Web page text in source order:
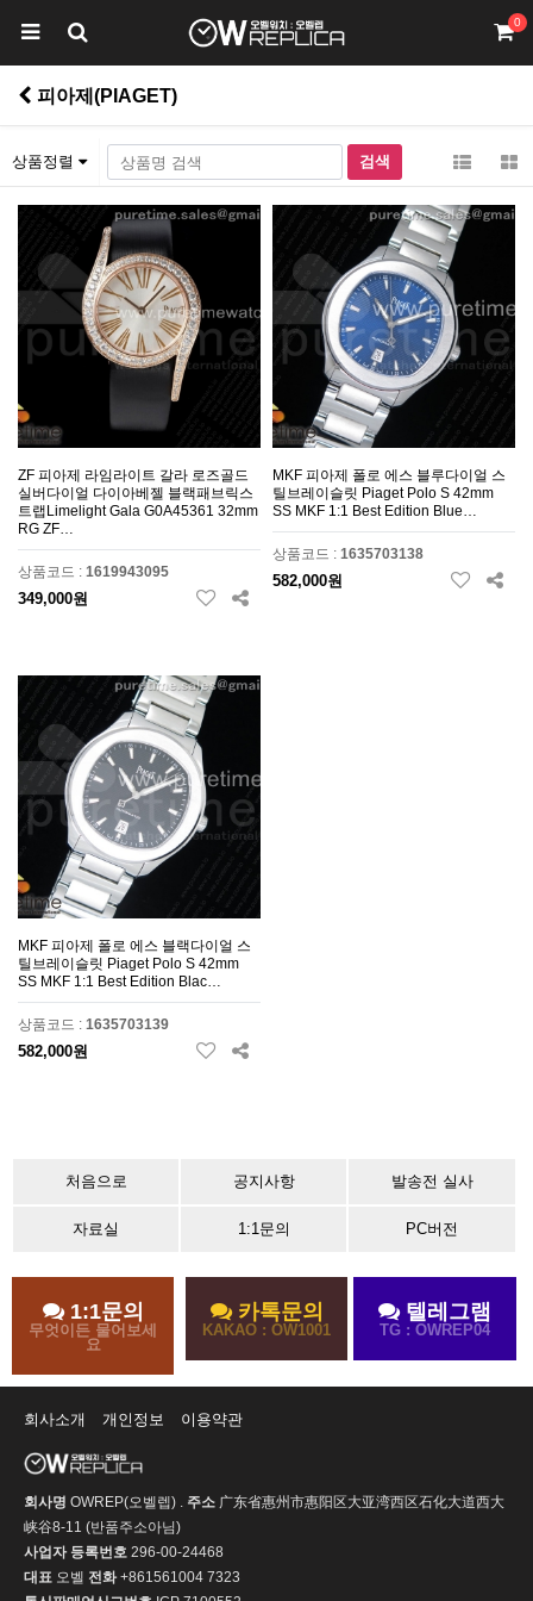
0
피아제(PIAGET)
상품정렬
ZF 피아제 라임라이트 갈라 로즈골드
실버다이얼 다이아베젤 블랙패브릭스
트랩Limelight Gala G0A45361 32mm
RG ZF…
상품코드 : 1619943095
349,000원
MKF 피아제 폴로 에스 블루다이얼 스
틸브레이슬릿 Piaget Polo S 42mm
SS MKF 1:1 Best Edition Blue…
상품코드 : 1635703138
582,000원
MKF 피아제 폴로 에스 블랙다이얼 스
틸브레이슬릿 Piaget Polo S 42mm
SS MKF 1:1 Best Edition Blac…
상품코드 : 1635703139
582,000원
처음으로 공지사항 발송전 실사
자료실 1:1문의 PC버전
1:1문의
무엇이든 물어보세
요
카톡문의
KAKAO : OW1001
텔레그램
TG : OWREP04
회사소개 개인정보 이용약관
회사명 OWREP(오벨렙) . 주소 广东省惠州市惠阳区大亚湾西区石化大道西大
峡谷8-11 (반품주소아님)
사업자 등록번호 296-00-24468
대표 오벨 전화+861561004 7323